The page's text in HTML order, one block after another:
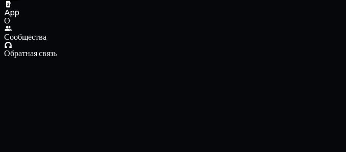
App
О
Сообщества
Обратная связь